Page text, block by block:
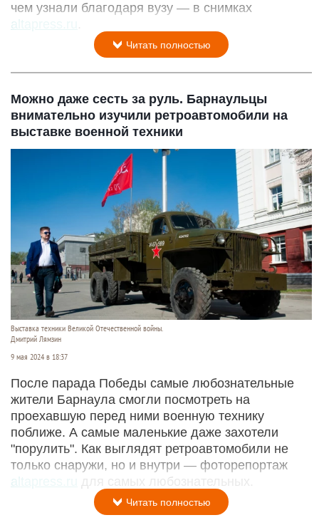
чем узнали благодаря вузу — в снимках
altapress.ru
Читать полностью
Можно даже сесть за руль. Барнаульцы
внимательно изучили ретроавтомобили на
выставке военной техники
Выставка техники Великой Отечественной войны.
Дмитрий Лямзин
9 мая 2024 в 18:37
После парада Победы самые любознательные
жители Барнаула смогли посмотреть на
проехавшую перед ними военную технику
поближе. А самые маленькие даже захотели
"порулить". Как выглядят ретроавтомобили не
только снаружи, но и внутри — фоторепортаж
altapress.ru
для самых любознательных.
Читать полностью